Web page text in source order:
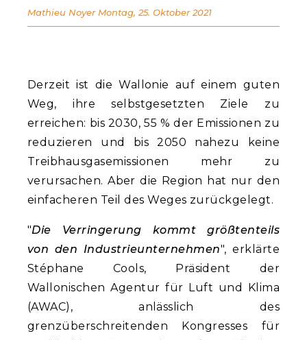
Derzeit ist die Wallonie auf einem guten
Weg, ihre selbstgesetzten Ziele zu
erreichen: bis 2030, 55 % der Emissionen zu
reduzieren und bis 2050 nahezu keine
Treibhausgasemissionen mehr zu
verursachen. Aber die Region hat nur den
einfacheren Teil des Weges zurückgelegt.
"Die Verringerung kommt größtenteils
von den Industrieunternehmen", erklärte
Stéphane Cools, Präsident der
Wallonischen Agentur für Luft und Klima
(AWAC), anlässlich des
grenzüberschreitenden Kongresses für
Mathieu Noyer Montag, 25. Oktober 2021